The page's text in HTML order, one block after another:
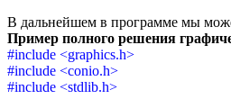
В дальнейшем в программе мы
Пример полного решения
#include <graphics.h>
#include <conio.h>
#include <stdlib.h>